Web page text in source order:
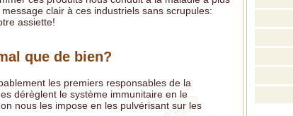
clair à ces industriels sans scrupules:
assiette!
que de bien?
les premiers responsables de la
dérèglent le système immunitaire en le
nous les impose en les pulvérisant sur les